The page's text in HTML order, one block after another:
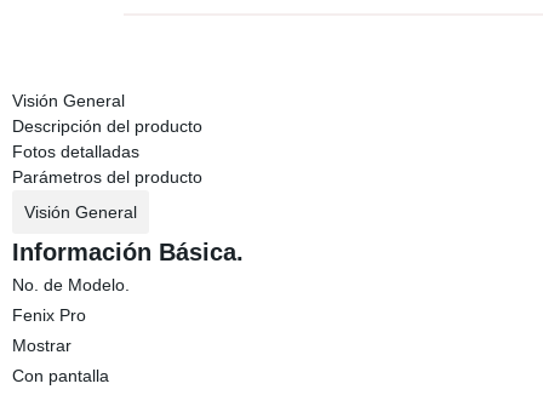
Visión General
Descripción del producto
Fotos detalladas
Parámetros del producto
Visión General
Información Básica.
No. de Modelo.
Fenix Pro
Mostrar
Con pantalla